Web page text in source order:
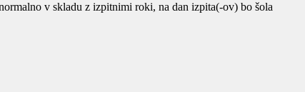
v skladu z izpitnimi roki, na dan izpita(-ov) bo šola